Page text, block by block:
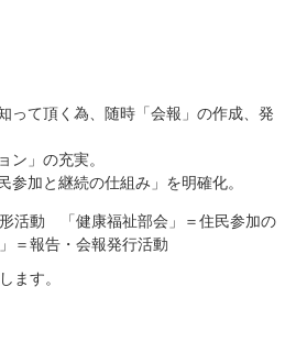
って頂く為、随時「会報」の作成、発
ン」の充実。
参加と継続の仕組み」を明確化。
形活動 「健康福祉部会」＝住民参加の
＝報告・会報発行活動
ます。